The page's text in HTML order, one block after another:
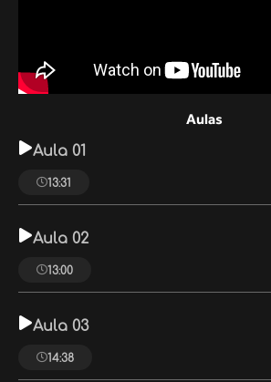
Aulas
Aula 01
13:31
Aula 02
13:00
Aula 03
14:38